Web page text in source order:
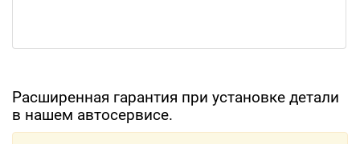
Расширенная гарантия при установке детали
в нашем автосервисе.